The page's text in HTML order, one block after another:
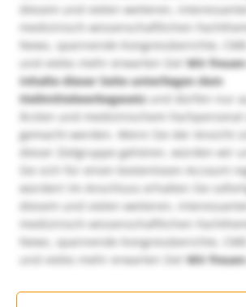
diesem und vielen weiteren,
medizinisch-wissenschaftlichen
News, spannende Kongressberichte,
und vieles mehr erwarten Sie!Wir
Inhalte dieser Seite unterliegen dem
Heilmittelwerbegesetzund dürfen nur
Ärzten und medizinischem Fachpersonal
gemacht werden. Wenn Sie der Ansicht
dieser Zielgruppe gehören, würden wir
Sie sich für einen kostenlosen Account
würden! Im Anschluss erhalten Sie
diesem und vielen weiteren,
medizinisch-wissenschaftlichen
News, spannende Kongressberichte,
und vieles mehr erwarten Sie!Wir